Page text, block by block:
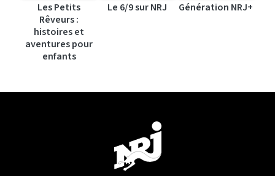
Les Petits
Rêveurs :
histoires et
aventures pour
enfants
Le 6/9 sur NRJ Génération NRJ+